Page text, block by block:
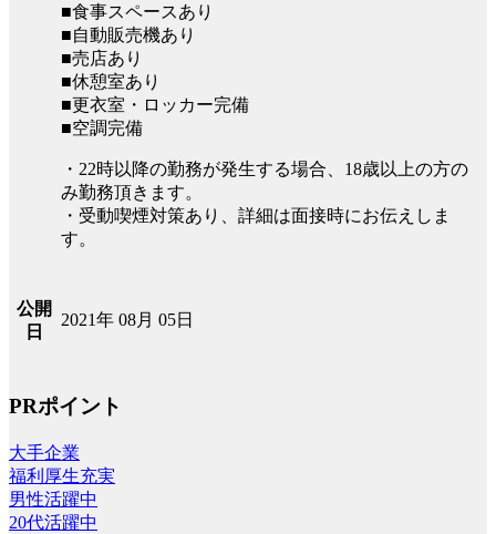
■食事スペースあり
■自動販売機あり
■売店あり
■休憩室あり
■更衣室・ロッカー完備
■空調完備
・22時以降の勤務が発生する場合、18歳以上の方の
み勤務頂きます。
・受動喫煙対策あり、詳細は面接時にお伝えしま
す。
公開
日
2021年 08月 05日
PRポイント
大手企業
福利厚生充実
男性活躍中
20代活躍中